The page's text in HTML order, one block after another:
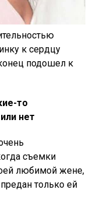
к сердцу
подошел к
то
нет
съемки
любимой жене,
только ей